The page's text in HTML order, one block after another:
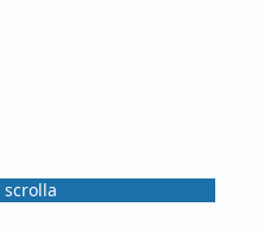
scrolla